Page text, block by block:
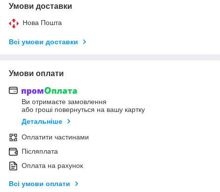
Умови доставки
Нова Пошта
Всі умови доставки
Умови оплати
Ви отримаєте замовлення
або гроші повернуться на вашу картку
Детальніше
Оплатити частинами
Післяплата
Оплата на рахунок
Всі умови оплати